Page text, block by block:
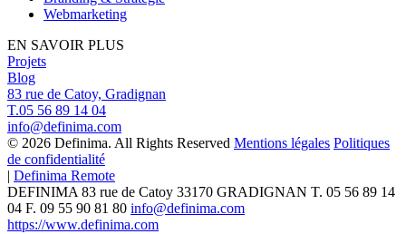
Webmarketing
EN SAVOIR PLUS
Projets
Blog
83 rue de Catoy, Gradignan
T.05 56 89 14 04
info@definima.com
© 2026 Definima. All Rights Reserved Mentions légales Politiques
de confidentialité
| Definima Remote
DEFINIMA 83 rue de Catoy 33170 GRADIGNAN T. 05 56 89 14
04 F. 09 55 90 81 80 info@definima.com
https://www.definima.com